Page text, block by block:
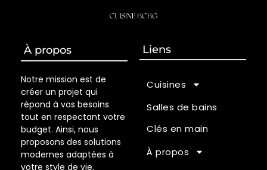
À propos
Notre mission est de
créer un projet qui
répond à vos besoins
tout en respectant votre
budget. Ainsi, nous
proposons des solutions
modernes adaptées à
votre style de vie.
Liens
Cuisines
Salles de bains
Clés en main
À propos